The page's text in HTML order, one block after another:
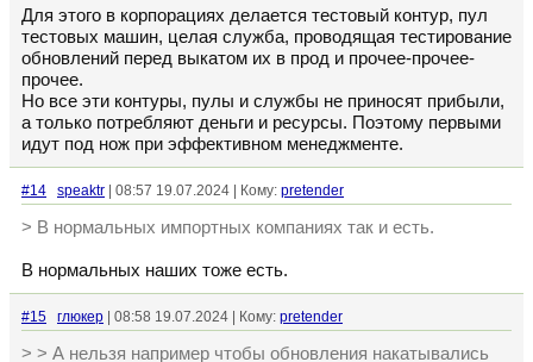
Для этого в корпорациях делается тестовый контур, пул
тестовых машин, целая служба, проводящая тестирование
обновлений перед выкатом их в прод и прочее-прочее-
прочее.
Но все эти контуры, пулы и службы не приносят прибыли,
а только потребляют деньги и ресурсы. Поэтому первыми
идут под нож при эффективном менеджменте.
#14 speaktr | 08:57 19.07.2024 | Кому: pretender
> В нормальных импортных компаниях так и есть.
В нормальных наших тоже есть.
#15 глюкер | 08:58 19.07.2024 | Кому: pretender
> > А нельзя например чтобы обновления накатывались